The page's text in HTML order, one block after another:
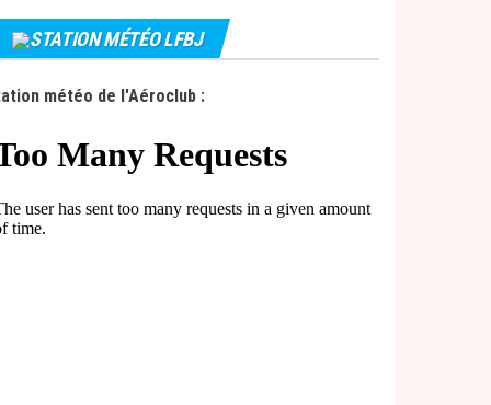
STATION MÉTÉO LFBJ
météo de l'Aéroclub :